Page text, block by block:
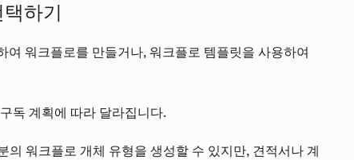
하기
워크플로를 만들거나, 워크플로 템플릿을 사용하여
독 계획에 따라 달라집니다.
의 워크플로 개체 유형을 생성할 수 있지만, 견적서나 계